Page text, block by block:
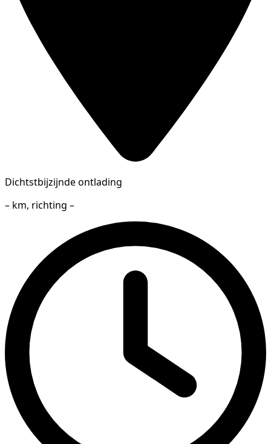
Dichtstbijzijnde ontlading
– km, richting –